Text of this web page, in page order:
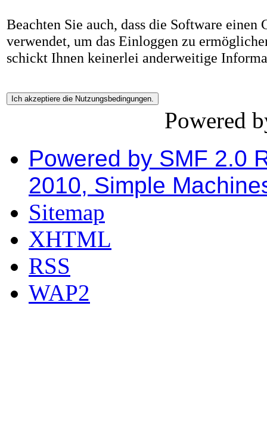
Beachten Sie auch, dass die Software
verwendet, um das Einloggen zu
schickt Ihnen keinerlei anderweitige
Powered
Powered by SMF 2.0
2010, Simple
Sitemap
XHTML
RSS
WAP2